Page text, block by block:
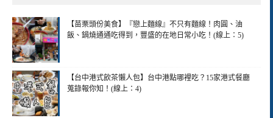
【苗栗頭份美食】『戀上麵線』不只有麵線！肉圓、油
飯、鍋燒通通吃得到，豐盛的在地日常小吃！(線上：5)
【台中港式飲茶懶人包】台中港點哪裡吃？15家港式餐廳
蒐錄報你知！(線上：4)